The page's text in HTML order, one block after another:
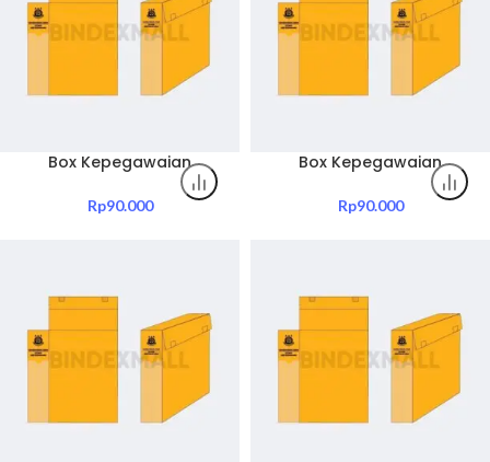
Box Kepegawaian
Kejaksaan Tinggi
Kalimantan Selatan
Rp90.000
Box Kepegawaian
Kejaksaan Tinggi
Kalimantan Tengah
Rp90.000